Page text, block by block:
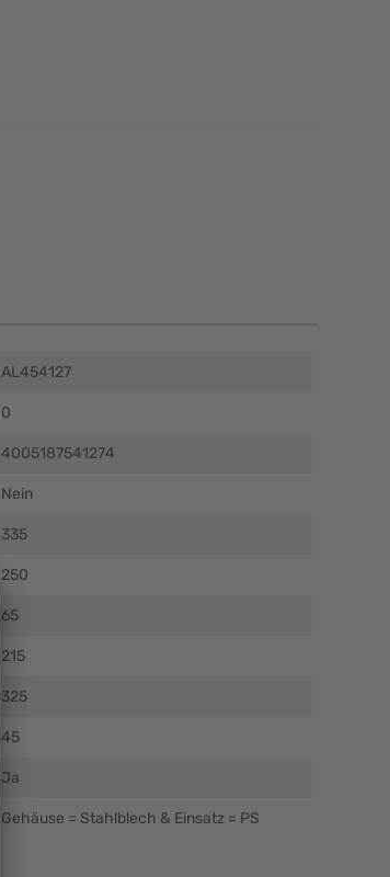
AL454127
0
4005187541274
Nein
335
250
65
215
325
45
Ja
Gehäuse = Stahlblech & Einsatz = PS